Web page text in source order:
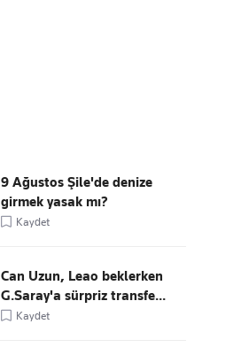
9 Ağustos Şile'de denize
girmek yasak mı?
Kaydet
Can Uzun, Leao beklerken
G.Saray'a sürpriz transfe...
Kaydet